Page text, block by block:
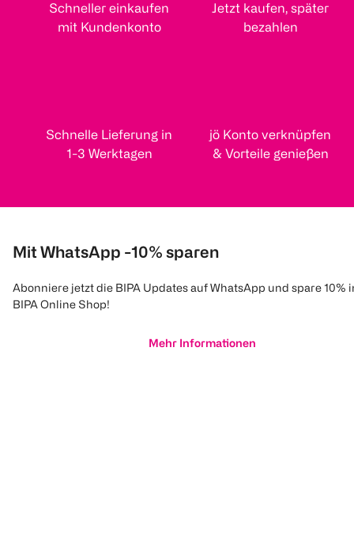
Schneller einkaufen
mit Kundenkonto
Jetzt kaufen, später
bezahlen
Schnelle Lieferung in
1-3 Werktagen
jö Konto verknüpfen
& Vorteile genießen
Mit WhatsApp -10% sparen
Abonniere jetzt die BIPA Updates auf WhatsApp und spare 10%
BIPA Online Shop!
Mehr Informationen